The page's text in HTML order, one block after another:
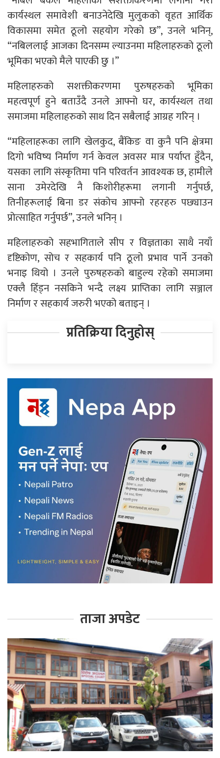
कार्यस्थल समावेशी बनाउनेदेखि मुलुकको वृहत आर्थिक
विकासमा समेत ठूलो सहयोग गरेको छ”, उनले भनिन्,
“नबिललाई आजका दिनसम्म ल्याउनमा महिलाहरुको ठूलो
भूमिका भएको मैले पाएकी छु ।”
महिलाहरुको सशक्तीकरणमा पुरुषहरुको भूमिका
महत्वपूर्ण हुने बताउँदै उनले आफ्नो घर, कार्यस्थल तथा
समाजमा महिलाहरुको साथ दिन सबैलाई आग्रह गरिन् ।
“महिलाहरूका लागि खेलकुद, बैंकिङ वा कुनै पनि क्षेत्रमा
दिगो भविष्य निर्माण गर्न केवल अवसर मात्र पर्याप्त हुँदैन,
यसका लागि संस्कृतिमा पनि परिवर्तन आवश्यक छ, हामीले
साना उमेरदेखि नै किशोरीहरूमा लगानी गर्नुपर्छ,
तिनीहरूलाई बिना डर संकोच आफ्नो रहरहरु पछ्याउन
प्रोत्साहित गर्नुपर्छ”, उनले भनिन् ।
महिलाहरुको सहभागिताले सीप र विज्ञताका साथै नयाँ
दृष्टिकोण, सोच र सहकार्य पनि ठूलो प्रभाव पार्ने उनको
भनाइ थियो । उनले पुरुषहरुको बाहुल्य रहेको समाजमा
एक्लै हिँड्न नसकिने भन्दै लक्ष्य प्राप्तिका लागि सञ्जाल
निर्माण र सहकार्य जरुरी भएको बताइन् ।
प्रतिक्रिया दिनुहोस्
ताजा अपडेट